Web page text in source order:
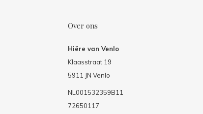
Over ons
Hiëre van Venlo
Klaasstraat 19
5911 JN Venlo
NL001532359B11
72650117